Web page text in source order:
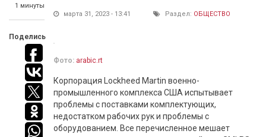
1 минуты
Поделись
марта 31, 2023 - 13:41 Раздел: ОБЩЕСТВО
Фото: arabic.rt
Корпорация Lockheed Martin военно-
промышленного комплекса США испытывает
проблемы с поставками комплектующих,
недостатком рабочих рук и проблемы с
оборудованием. Все перечисленное мешает